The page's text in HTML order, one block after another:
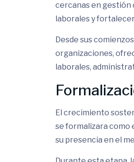
cercanas en gestión
laborales y
Desde sus
organizaciones,
laborales,
El crecimiento
se formalizara como
su presencia en el